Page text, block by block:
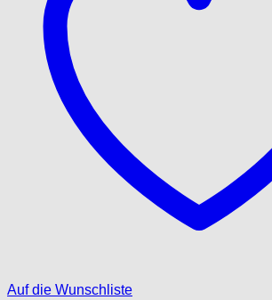
Auf die Wunschliste